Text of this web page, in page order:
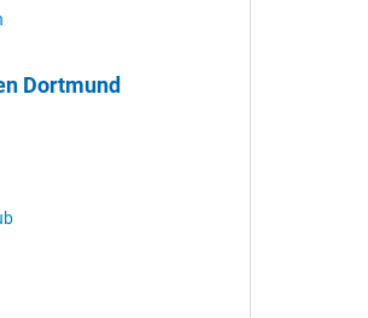
Dortmund